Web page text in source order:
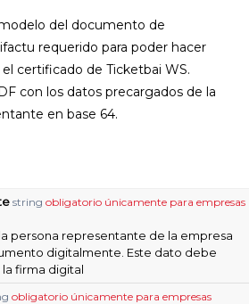
del documento de
requerido para poder hacer
certificado de Ticketbai WS.
con los datos precargados de la
en base 64.
string obligatorio únicamente para empresas
persona representante de la empresa
digitalmente. Este dato debe
firma digital
obligatorio únicamente para empresas